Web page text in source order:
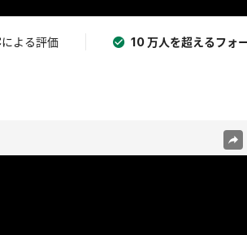
による評価 10 万人を超えるフォ